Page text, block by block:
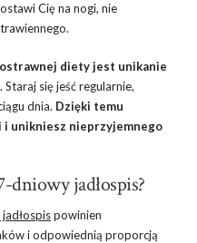
Cię na nogi, nie
diety jest unikanie
. Staraj się jeść regularnie,
dnia. Dzięki temu
unikniesz nieprzyjemnego
dniowy jadłospis?
powinien
i odpowiednią proporcją